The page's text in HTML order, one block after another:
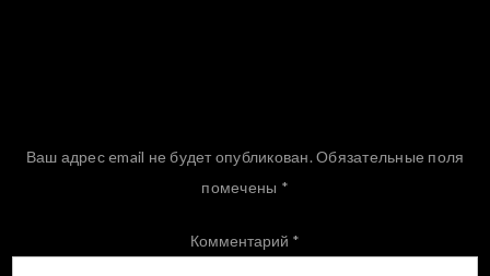
Ваш адрес email не будет опубликован. Обязательные поля
помечены *
Комментарий *